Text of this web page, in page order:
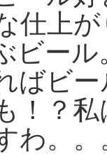
仕上
ビール
ばビ
！？
わ。。